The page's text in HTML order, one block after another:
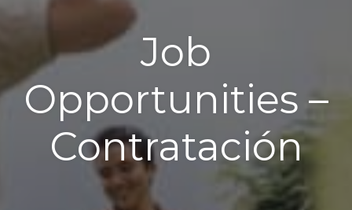
Job
Opportunities –
Contratación